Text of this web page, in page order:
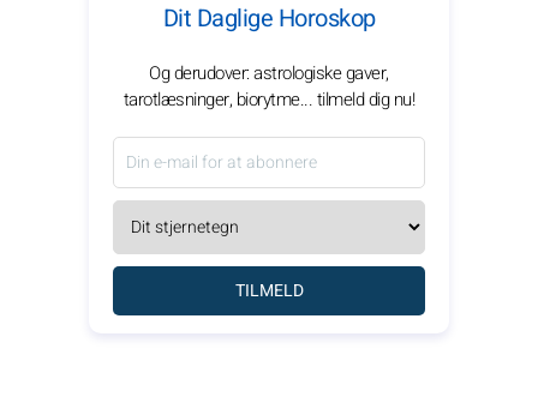
Dit Daglige Horoskop
Og derudover: astrologiske gaver,
tarotlæsninger, biorytme... tilmeld dig nu!
TILMELD